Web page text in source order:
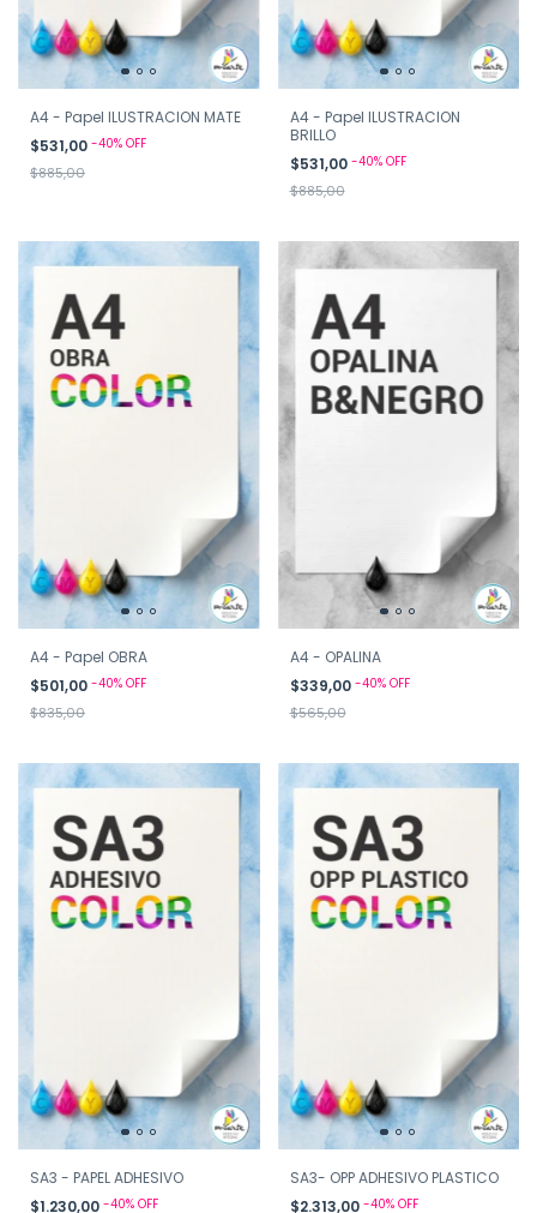
A4 - Papel ILUSTRACION MATE
$531,00 -40% OFF
$885,00
A4 - Papel ILUSTRACION
BRILLO
$531,00 -40% OFF
$885,00
A4 - Papel OBRA
$501,00 -40% OFF
$835,00
A4 - OPALINA
$339,00 -40% OFF
$565,00
SA3 - PAPEL ADHESIVO
$1.230,00 -40% OFF
SA3- OPP ADHESIVO PLASTICO
$2.313,00 -40% OFF